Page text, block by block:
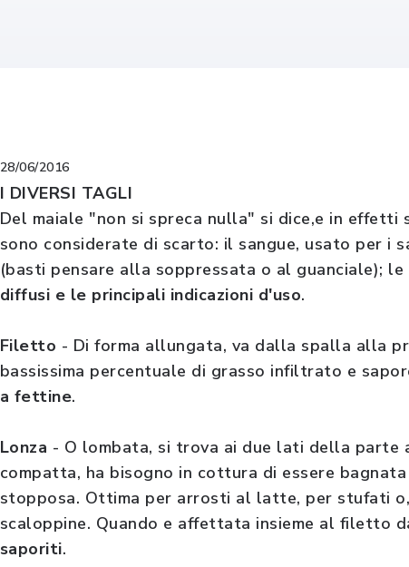
28/06/2016
I DIVERSI TAGLI
Del maiale "non si spreca nulla" si dice,e in
sono considerate di scarto: il sangue, usato per i
(basti pensare alla soppressata o al guanciale);
diffusi e le principali indicazioni d'uso.
Filetto - Di forma allungata, va dalla spalla alla
bassissima percentuale di grasso infiltrato e
a fettine.
Lonza - O lombata, si trova ai due lati della parte
compatta, ha bisogno in cottura di essere
stopposa. Ottima per arrosti al latte, per stufati
scaloppine. Quando e affettata insieme al filetto
saporiti.